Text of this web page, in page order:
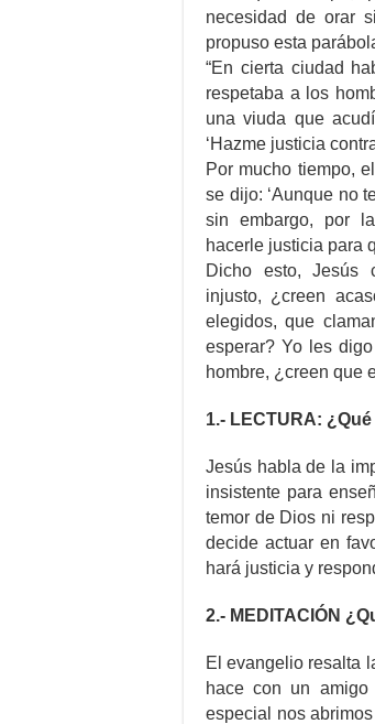
necesidad de orar
propuso esta
“En cierta ciudad
respetaba a los
una viuda que
‘Hazme justicia
Por mucho tiempo,
se dijo: ‘Aunque no
sin embargo, por
hacerle justicia para
Dicho esto, Jesús
injusto, ¿creen
elegidos, que
esperar? Yo les
hombre, ¿creen que
1.- LECTURA:
Jesús habla de la
insistente para
temor de Dios ni
decide actuar en
hará justicia y
2.- MEDITACIÓN
El evangelio resalta
hace con un
especial nos